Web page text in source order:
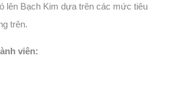
lên Bạch Kim dựa trên các mức tiêu
trên.
viên: